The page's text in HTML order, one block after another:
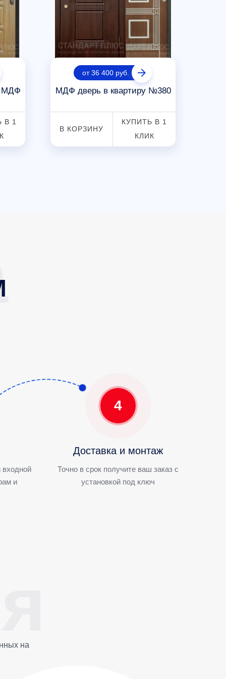
МДФ
В 1
от 36 400 руб.
МДФ дверь в квартиру №380
В КОРЗИНУ
КУПИТЬ В 1
КЛИК
входной
и
4
Доставка и монтаж
Точно в срок получите ваш заказ с
установкой под ключ
на